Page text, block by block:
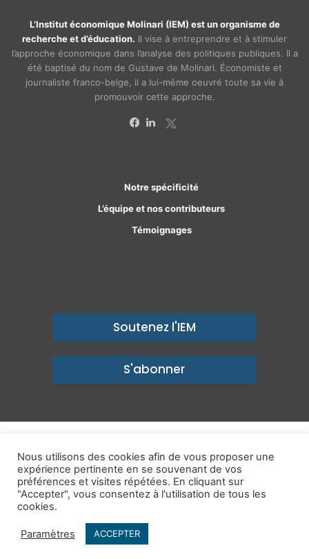
L’Institut économique Molinari (IEM) est un organisme de
recherche et d’éducation. Il vise à entreprendre et à stimuler
l’approche économique dans l’analyse des politiques publiques. Il a
été baptisé du nom de Gustave de Molinari. Économiste et
journaliste franco-belge, il a lui-même oeuvré toute sa vie à
promouvoir cette approche.
Notre spécificité
L’équipe et nos contributeurs
Témoignages
Soutenez l'IEM
S'abonner
un avenir prospère
Mentions légales-Politique de confidentialité-Contact
Publications
Nous utilisons des cookies afin de vous proposer une
expérience pertinente en se souvenant de vos
préférences et visites répétées. En cliquant sur
"Accepter", vous consentez à l'utilisation de tous les
cookies.
Paramètres ACCEPTER